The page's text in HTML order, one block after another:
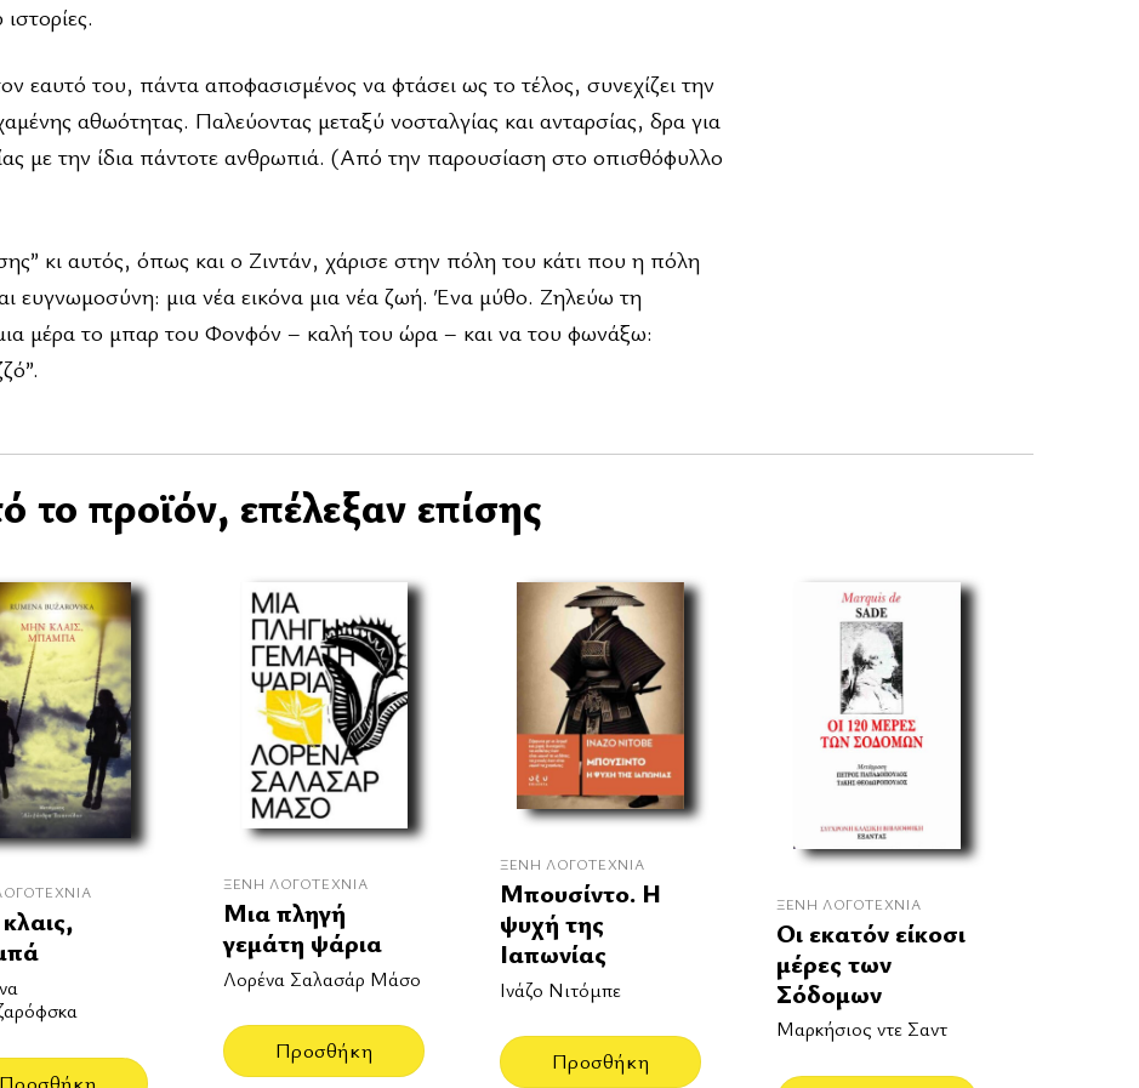
εαυτό του, πάντα αποφασισμένος να φτάσει ως το τέλος, συνεχίζει την
αθωότητας. Παλεύοντας μεταξύ νοσταλγίας και ανταρσίας, δρα για
με την ίδια πάντοτε ανθρωπιά. (Από την παρουσίαση στο οπισθόφυλλο
κι αυτός, όπως και ο Ζιντάν, χάρισε στην πόλη του κάτι που η πόλη
ευγνωμοσύνη: μια νέα εικόνα μια νέα ζωή. Ένα μύθο. Ζηλεύω τη
μέρα το μπαρ του Φονφόν – καλή του ώρα – και να του φωνάξω:
προϊόν, επέλεξαν επίσης
Προσθήκη
ΞΈΝΗ ΛΟΓΟΤΕΧΝΊΑ
Μια πληγή
γεμάτη ψάρια
Λορένα Σαλασάρ Μάσο
Προσθήκη
ΞΈΝΗ ΛΟΓΟΤΕΧΝΊΑ
Μπουσίντο. Η
ψυχή της
Ιαπωνίας
Ινάζο Νιτόμπε
Προσθήκη
ΞΈΝΗ ΛΟΓΟΤΕΧΝΊΑ
Οι εκατόν είκοσι
μέρες των
Σόδομων
Μαρκήσιος ντε Σαντ